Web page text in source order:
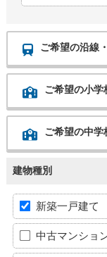
ご希望の沿線
ご希望の小学
ご希望の中学
建物種別
新築一戸建て
中古マンショ